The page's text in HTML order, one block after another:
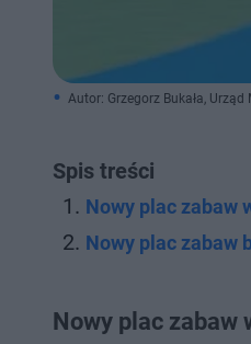
Autor: Grzegorz Bukała,
Spis treści
Nowy plac zabaw
Nowy plac zabaw
Nowy plac zabaw